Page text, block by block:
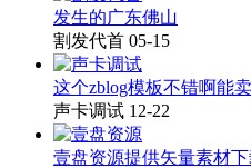
发生的广东佛山
割发代首 05-15
这个zblog模板不错啊能
声卡调试 12-22
壹盘资源提供矢量素材